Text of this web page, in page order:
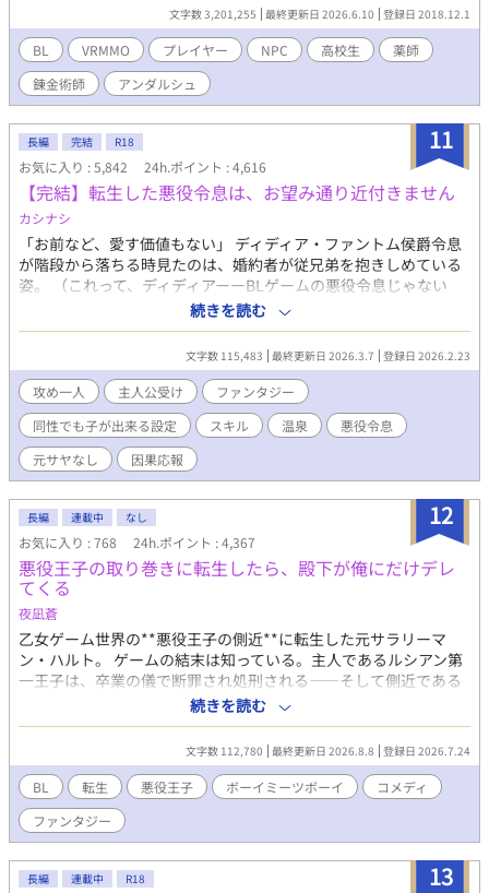
ストをこなしていく。でも、俺、ゲームの中である人を好きにな
っちゃったんだ。その人も熱烈に俺を愛してくれちゃってるんだ
けど。でも、その恋は絶対に報われない恋だった。 ゲームの中に
入りこんじゃった的な話ではありません。ちゃんとログアウトで
きるしデスゲームでもありません。そして主人公俺Tueeeeもあり
ません。 本編完結しました。他サイトにも掲載中
文字数 3,201,255 最終更新日 2026.6.10 登録日 2018.12.1
BL VRMMO プレイヤー NPC 高校生
薬師
錬金術師
アンダルシュ
11
長編 完結 R18
お気に入り : 5,842 24h.ポイント : 4,616
【完結】転生した悪役令息は、お望み通り近付きません
カシナシ
「お前など、愛す価値もない」 ディディア・ファントム侯爵令息
が階段から落ちる時見たのは、婚約者が従兄弟を抱きしめている
姿。 （これって、ディディアーーBLゲームの悪役令息じゃない
か！） 妹の笑顔を見るためにやりこんでいたBLゲーム。引くほど
レベルを上げた主人公のスキルが、なぜかディディアに転生して
そのまま引き継いでいる。 スキルなしとして家族に『失敗作』と
蔑まれていたのは、そのスキルのレベルが高すぎたかららしい。
スキルと自分を取り戻したディディアは、婚約者を追いかけまわ
すのを辞め、自立に向けて淡々と準備をする。 もちろん元婚約者
と従兄弟には近付かないので、絡んでこないでいただけます？ 十
万文字程度。 3/7 完結しました！ ※主人公：マイペース美人受け
※女性向けHOTランキング1位、ありがとうございました。完結ま
た！あああありがとうございます……！｡ﾟ(ﾟ´Д`ﾟ)ﾟ｡ たくさんの
閲覧、イイね、エール、感想は、作者の血肉になります……！(o
´ω`o)ありがとうございます！(●′ω`人′ω`●)
続きを読む
文字数 115,483 最終更新日 2026.3.7 登録日 2026.2.23
攻め一人 主人公受け
ファンタジー
同性でも子が出来る設定
スキル 温泉
悪役令息
元サヤなし
因果応報
12
長編 連載中 なし
お気に入り : 768 24h.ポイント : 4,367
悪役王子の取り巻きに転生したら、殿下が俺にだけデレ
てくる
夜凪蒼
乙女ゲーム世界の**悪役王子の側近**に転生した元サラリーマ
ン・ハルト。 ゲームの結末は知っている。主人であるルシアン第
一王子は、卒業の儀で断罪され処刑される——そして側近である
自分も、もれなく一緒に。 死にたくない。だから殿下の好感度を
上げて、処刑エンドを全力回避する。それだけのはずだった。 な
のにこの殿下、「凍った王子」と恐れられているくせに、俺にだ
け野良猫を見せてくるし、俺にだけ詩を読み聞かせてくるし、俺
にだけ——笑う。 「お前は、なぜ俺のそばにいる」 「取り巻きで
すから」 「……そうか」 筋書きを変えるだけのつもりだった。
こいつの笑顔を守りたくなるなんて、聞いてない。 --- ※本作は
『小説家になろう』『カクヨム』にも掲載しています。
続きを読む
文字数 112,780 最終更新日 2026.8.8 登録日 2026.7.24
BL 転生 悪役王子 ボーイミーツボーイ
コメディ
ファンタジー
13
長編 連載中 R18